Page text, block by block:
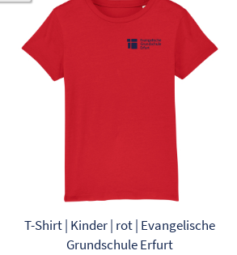
T-Shirt | Kinder | rot | Evangelische
Grundschule Erfurt